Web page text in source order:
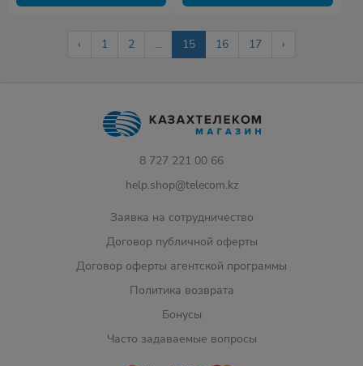
‹ 1 2 ... 15 16 17 ›
8 727 221 00 66
help.shop@telecom.kz
Заявка на сотрудничество
Договор публичной оферты
Договор оферты агентской программы
Политика возврата
Бонусы
Часто задаваемые вопросы